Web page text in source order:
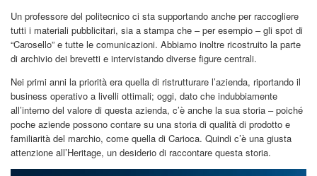
Un professore del politecnico ci sta supportando anche per raccogliere
tutti i materiali pubblicitari, sia a stampa che – per esempio – gli spot di
“Carosello” e tutte le comunicazioni. Abbiamo inoltre ricostruito la parte
di archivio dei brevetti e intervistando diverse figure centrali.
Nei primi anni la priorità era quella di ristrutturare l’azienda, riportando il
business operativo a livelli ottimali; oggi, dato che indubbiamente
all’interno del valore di questa azienda, c’è anche la sua storia – poiché
poche aziende possono contare su una storia di qualità di prodotto e
familiarità del marchio, come quella di Carioca. Quindi c’è una giusta
attenzione all’Heritage, un desiderio di raccontare questa storia.